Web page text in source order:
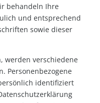
behandeln Ihre
und entsprechend
sowie dieser
werden verschiedene
Personenbezogene
identifiziert